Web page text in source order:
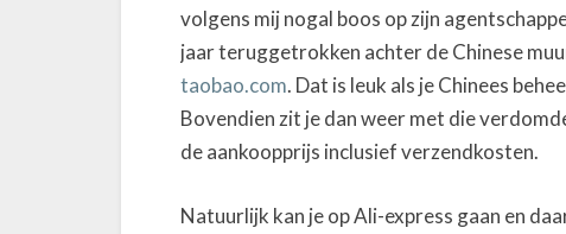
volgens mij nogal boos op zijn
jaar teruggetrokken achter de Chinese
taobao.com. Dat is leuk als je Chinees
Bovendien zit je dan weer met die
de aankoopprijs inclusief verzendkosten.
Natuurlijk kan je op Ali-express gaan en